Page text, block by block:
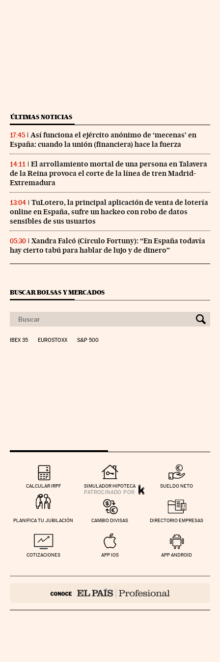
ÚLTIMAS NOTICIAS
17:45
Así funciona el ejército anónimo de ‘mecenas’ en
España: cuando la unión (financiera) hace la fuerza
14:11
El arrollamiento mortal de una persona en Talavera
de la Reina provoca el corte de la línea de tren Madrid-
Extremadura
13:04
TuLotero, la principal aplicación de venta de lotería
online en España, sufre un hackeo con robo de datos
sensibles de sus usuarios
05:30
Xandra Falcó (Círculo Fortuny): “En España todavía
hay cierto tabú para hablar de lujo y de dinero”
BUSCAR BOLSAS Y MERCADOS
IBEX 35 EUROSTOXX S&P 500
CALCULAR IRPF SIMULADOR HIPOTECA SUELDO NETO
PLANIFICA TU JUBILACIÓN CAMBIO DIVISAS DIRECTORIO EMPRESAS
COTIZACIONES APP IOS APP ANDROID